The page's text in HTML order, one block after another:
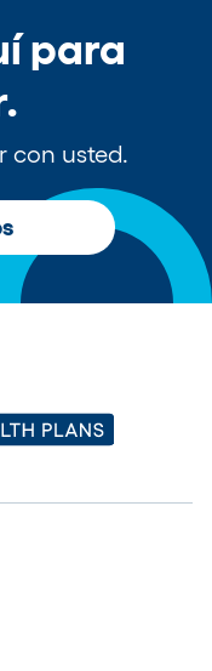
para
con usted.